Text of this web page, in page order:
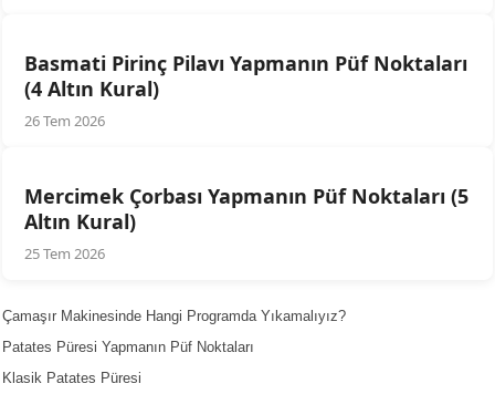
Basmati Pirinç Pilavı Yapmanın Püf Noktaları
(4 Altın Kural)
26 Tem 2026
Mercimek Çorbası Yapmanın Püf Noktaları (5
Altın Kural)
25 Tem 2026
Çamaşır Makinesinde Hangi Programda Yıkamalıyız?
Patates Püresi Yapmanın Püf Noktaları
Klasik Patates Püresi